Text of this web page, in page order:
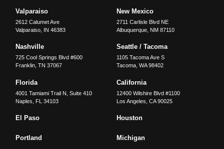
Valparaiso
2612 Calumet Ave
Valparaiso IN 46383
New Mexico
2711 Carlisle Blvd NE
Albuquerque, NM 87110
Nashville
725 Cool Springs Blvd #600
Franklin ,TN 37067
Seattle / Tacoma
1105 Tacoma Ave S
Tacoma, WA 98402
Florida
4001 Tamiami Trail N, Suite 410
Naples
FL 34103
California
12400 Wilshire Blvd #1100
Los Angeles CA 90025
El Paso Houston
Portland Michigan